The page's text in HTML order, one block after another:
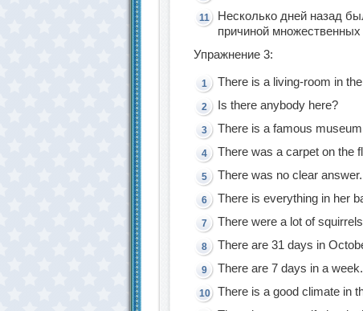
Несколько дней назад
причиной
Упражнение 3:
There is a living-room in
Is there anybody here?
There is a famous
There was a carpet on the
There was no clear answer.
There is everything in her
There were a lot of
There are 31 days in
There are 7 days in a week.
There is a good climate in